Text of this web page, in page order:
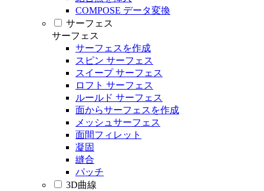
COMPOSE データ変換
サーフェス
サーフェス
サーフェスを作成
スピン サーフェス
スイープ サーフェス
ロフト サーフェス
ルールド サーフェス
面からサーフェスを作成
メッシュサーフェス
面間フィレット
凝固
縫合
パッチ
3D曲線